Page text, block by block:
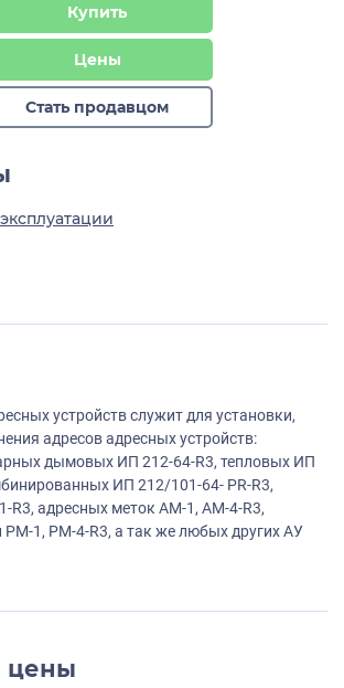
Купить
Цены
Стать продавцом
устройств служит для установки,
адресов адресных устройств:
дымовых ИП 212-64-R3, тепловых ИП
ИП 212/101-64- PR-R3,
R3, адресных меток АМ-1, АМ-4-R3,
РМ-1, РМ-4-R3, а так же любых других АУ
цены